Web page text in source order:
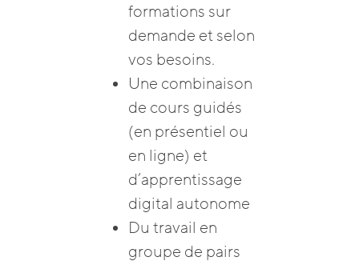
formations sur
demande et selon
vos besoins.
Une combinaison
de cours guidés
(en présentiel ou
en ligne) et
d’apprentissage
digital autonome
Du travail en
groupe de pairs